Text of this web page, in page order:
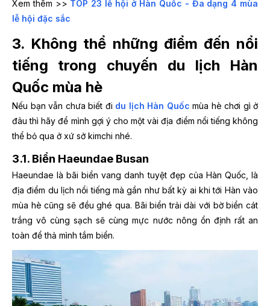
Xem thêm >> TOP 23 lễ hội ở Hàn Quốc - Đa dạng 4 mùa
lễ hội đặc sắc
3. Không thể những điểm đến nổi
tiếng trong chuyến du lịch Hàn
Quốc mùa hè
Nếu bạn vẫn chưa biết đi du lịch Hàn Quốc mùa hè chơi gì ở
đâu thì hãy để mình gợi ý cho một vài địa điểm nổi tiếng không
thể bỏ qua ở xứ sở kimchi nhé.
3.1. Biển Haeundae Busan
Haeundae là bãi biển vang danh tuyệt đẹp của Hàn Quốc, là
địa điểm du lịch nổi tiếng mà gần như bất kỳ ai khi tới Hàn vào
mùa hè cũng sẽ đều ghé qua. Bãi biển trải dài với bờ biển cát
trắng vô cùng sạch sẽ cùng mực nước nông ổn định rất an
toàn để thả mình tắm biển.